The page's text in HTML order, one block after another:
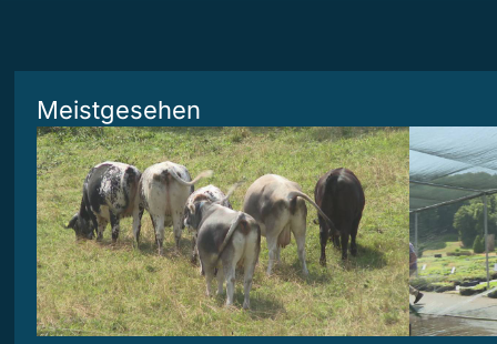
Meistgesehen